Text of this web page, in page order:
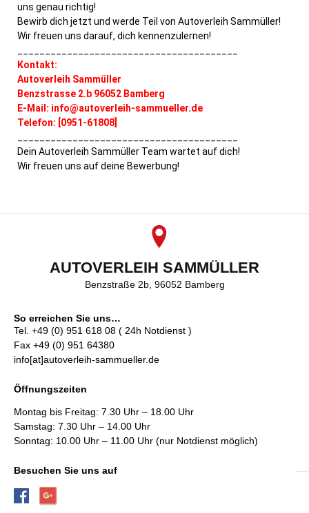
uns genau richtig!
Bewirb dich jetzt und werde Teil von Autoverleih Sammüller!
Wir freuen uns darauf, dich kennenzulernen!
Kontakt:
Autoverleih Sammüller
Benzstrasse 2.b 96052 Bamberg
E-Mail: info@autoverleih-sammueller.de
Telefon: [0951-61808]
Dein Autoverleih Sammüller Team wartet auf dich!
Wir freuen uns auf deine Bewerbung!
AUTOVERLEIH SAMMÜLLER
Benzstraße 2b, 96052 Bamberg
So erreichen Sie uns…
Tel. +49 (0) 951 618 08 ( 24h Notdienst )
Fax +49 (0) 951 64380
info[at]autoverleih-sammueller.de
Öffnungszeiten
Montag bis Freitag: 7.30 Uhr – 18.00 Uhr
Samstag: 7.30 Uhr – 14.00 Uhr
Sonntag: 10.00 Uhr – 11.00 Uhr (nur Notdienst möglich)
Besuchen Sie uns auf